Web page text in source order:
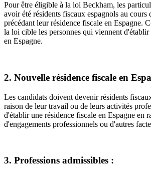
Pour être éligible à la loi Beckham, les
avoir été résidents fiscaux espagnols au cours
précédant leur résidence fiscale en Espagne.
la loi cible les personnes qui viennent
en Espagne.
2. Nouvelle résidence fiscale en
Les candidats doivent devenir résidents
raison de leur travail ou de leurs activités
d'établir une résidence fiscale en Espagne en
d'engagements professionnels ou d'autres
3. Professions admissibles :